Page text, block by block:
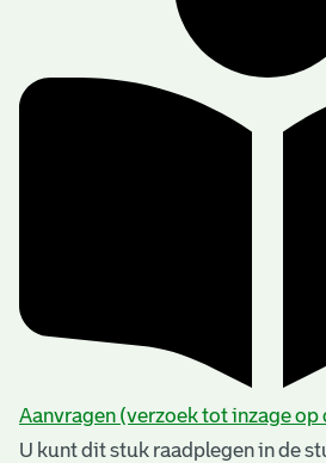
Aanvragen (verzoek tot inzage op
U kunt dit stuk raadplegen in de